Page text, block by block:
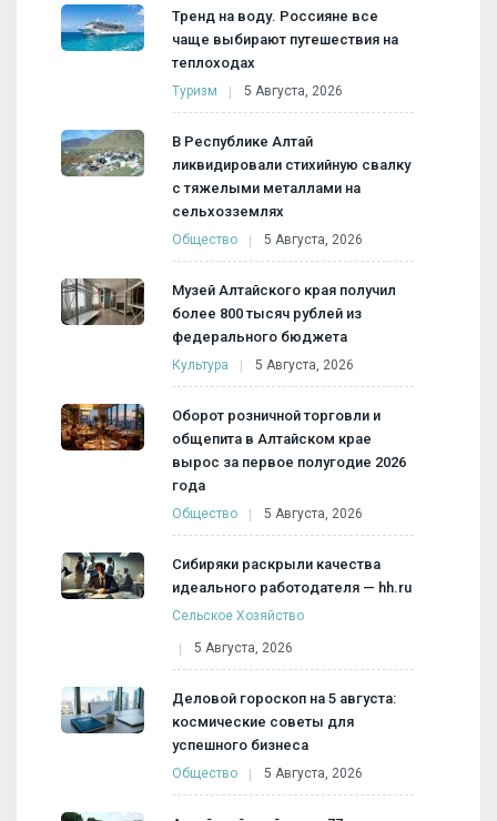
Тренд на воду. Россияне все
чаще выбирают путешествия на
теплоходах
Туризм 5 Августа, 2026
В Республике Алтай
ликвидировали стихийную свалку
с тяжелыми металлами на
сельхозземлях
Общество 5 Августа, 2026
Музей Алтайского края получил
более 800 тысяч рублей из
федерального бюджета
Культура 5 Августа, 2026
Оборот розничной торговли и
общепита в Алтайском крае
вырос за первое полугодие 2026
года
Общество 5 Августа, 2026
Сибиряки раскрыли качества
идеального работодателя — hh.ru
Сельское Хозяйство
5 Августа, 2026
Деловой гороскоп на 5 августа:
космические советы для
успешного бизнеса
Общество 5 Августа, 2026